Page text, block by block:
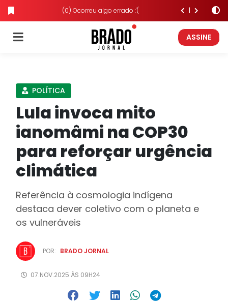
(0) Ocorreu algo errado :'(
ASSINE
POLÍTICA
Lula invoca mito
ianomâmi na COP30
para reforçar urgência
climática
Referência à cosmologia indígena
destaca dever coletivo com o planeta e
os vulneráveis
POR: BRADO JORNAL
07.NOV.2025 ÀS 09H24